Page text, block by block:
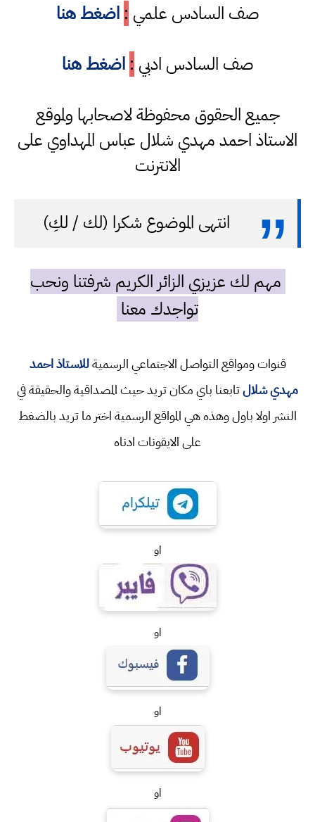
صف السادس علمي : اضغط هنا
صف السادس ادبي : اضغط هنا
جميع الحقوق محفوظة لاصحابها ولموقع
الاستاذ احمد مهدي شلال عباس المهداوي على
الانترنت
انتهى الموضوع شكرا (لك / لكِ)
مهم لك عزيزي الزائر الكريم شرفتنا ونحب
تواجدك معنا
قنوات ومواقع التواصل الاجتماعي الرسميةللاستاذ احمد
مهدي شلالتابعنا باي مكان تريد حيث المصداقية والحقيقة في
النشر اولا باول وهذه هي المواقع الرسمية اختر ما تريد بالضغط
على الايقونات ادناه
او
او
او
او